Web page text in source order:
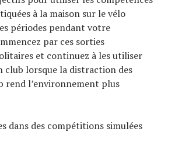
à la maison sur le vélo
périodes pendant votre
par ces sorties
et continuez à les utiliser
club lorsque la distraction des
rend l’environnement plus
dans des compétitions simulées